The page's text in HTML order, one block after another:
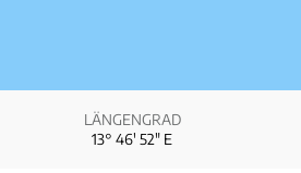
LÄNGENGRAD
13° 46′ 52″ E